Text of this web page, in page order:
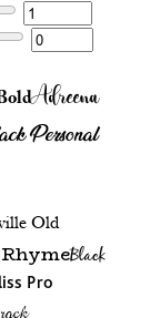
Adreena
Personal
Old
Black
Pro